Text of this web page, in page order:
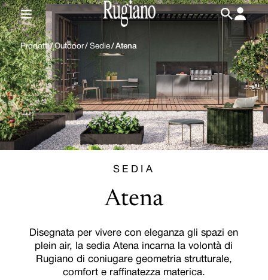
/
Prodotti/Outdoor/ Sedie/ Atena
SEDIA
Atena
Disegnata per vivere con eleganza gli spazi en
plein air, la sedia Atena incarna la volontà di
Rugiano di coniugare geometria strutturale,
comfort e raffinatezza materica.